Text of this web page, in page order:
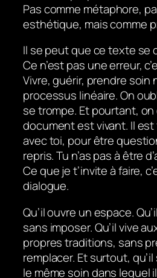
Pas comme métaphore,
esthétique, mais comme
Il se peut que ce texte se
Ce n’est pas une erreur,
Vivre, guérir, prendre soin
processus linéaire. On
se trompe. Et pourtant,
document est vivant. Il
avec toi, pour être
repris. Tu n’as pas à être
Ce que je t’invite à faire,
dialogue.
Qu’il ouvre un espace.
sans imposer. Qu’il vive
propres traditions, sans
remplacer. Et surtout,
le même soin dans lequel